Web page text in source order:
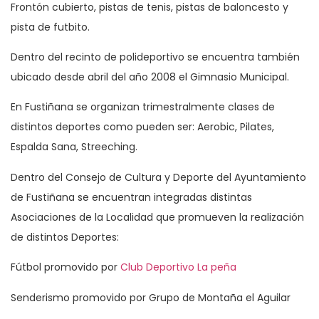
Frontón cubierto, pistas de tenis, pistas de baloncesto y
pista de futbito.
Dentro del recinto de polideportivo se encuentra también
ubicado desde abril del año 2008 el Gimnasio Municipal.
En Fustiñana se organizan trimestralmente clases de
distintos deportes como pueden ser: Aerobic, Pilates,
Espalda Sana, Streeching.
Dentro del Consejo de Cultura y Deporte del Ayuntamiento
de Fustiñana se encuentran integradas distintas
Asociaciones de la Localidad que promueven la realización
de distintos Deportes:
Fútbol promovido por Club Deportivo La peña
Senderismo promovido por Grupo de Montaña el Aguilar